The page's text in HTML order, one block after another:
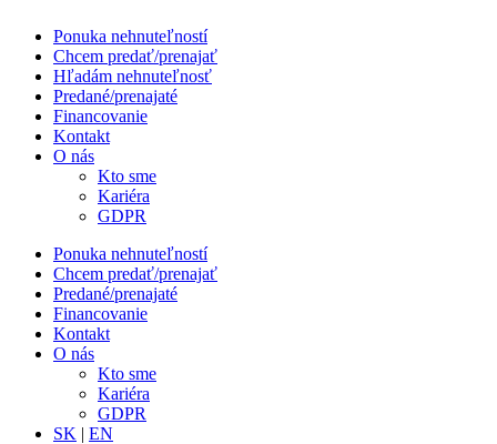
Ponuka nehnuteľností
Chcem predať/prenajať
Hľadám nehnuteľnosť
Predané/prenajaté
Financovanie
Kontakt
O nás
Kto sme
Kariéra
GDPR
Ponuka nehnuteľností
Chcem predať/prenajať
Predané/prenajaté
Financovanie
Kontakt
O nás
Kto sme
Kariéra
GDPR
SK | EN